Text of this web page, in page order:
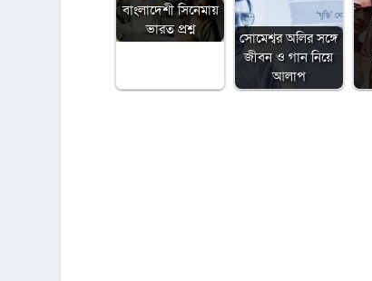
বাংলাদেশী সিনেমায়
ভারত প্রশ্ন
সোমেশ্বর অলির সঙ্গে
জীবন ও গান নিয়ে
আলাপ